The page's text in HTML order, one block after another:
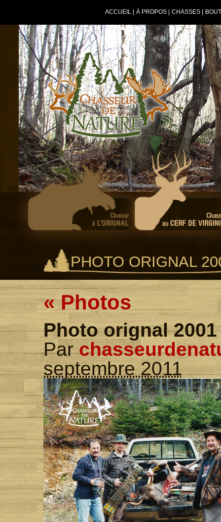
ACCUEIL| À PROPOS| CHASSES|
PHOTO ORIGNAL
«Photos
Photo orignal
Par
septembre 2011